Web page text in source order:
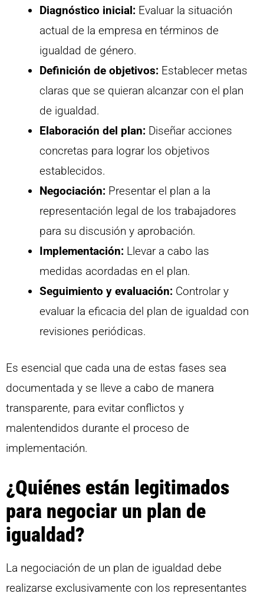
Diagnóstico inicial: Evaluar la situación
actual de la empresa en términos de
igualdad de género.
Definición de objetivos: Establecer metas
claras que se quieran alcanzar con el plan
de igualdad.
Elaboración del plan: Diseñar acciones
concretas para lograr los objetivos
establecidos.
Negociación: Presentar el plan a la
representación legal de los trabajadores
para su discusión y aprobación.
Implementación: Llevar a cabo las
medidas acordadas en el plan.
Seguimiento y evaluación: Controlar y
evaluar la eficacia del plan de igualdad con
revisiones periódicas.
Es esencial que cada una de estas fases sea
documentada y se lleve a cabo de manera
transparente, para evitar conflictos y
malentendidos durante el proceso de
implementación.
¿Quiénes están legitimados
para negociar un plan de
igualdad?
La negociación de un plan de igualdad debe
realizarse exclusivamente con los representantes